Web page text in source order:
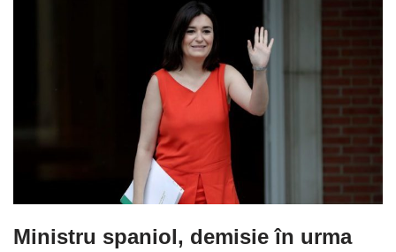
Ministru spaniol, demisie în urma